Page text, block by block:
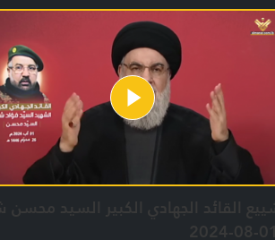
تشييع القائد الجهادي الكبير السيد